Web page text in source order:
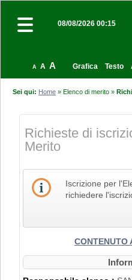
08/08/2026 00:15
A A A Grafica Testo
Sei qui: Home »Elenco di merito »
Richieste di
Merito
Iscrizione per
richiedere
e che pertanto
Identificativi
classificazione
2007".
CONTENUTO